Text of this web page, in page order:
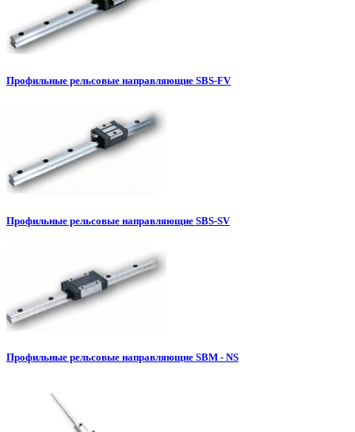
Профильные рельсовые направляющие SBS-FV
Профильные рельсовые направляющие SBS-SV
Профильные рельсовые направляющие SBM - NS